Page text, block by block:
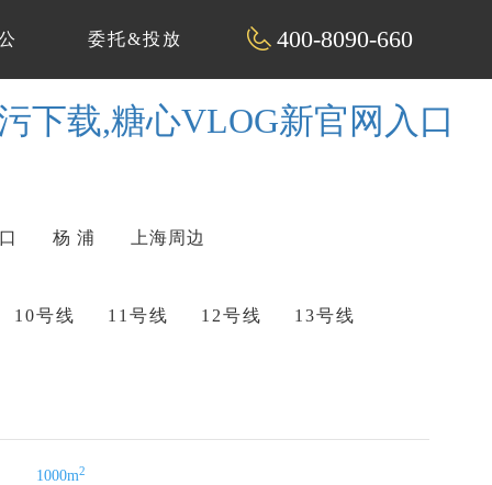
下载,糖心VLOG新官网入口
400-8090-660
委托&投放
杨 浦 上海周边
10号线 11号线 12号线 13号线
1000m2